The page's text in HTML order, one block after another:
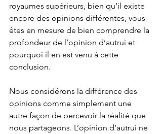
royaumes supérieurs, bien qu’il existe
encore des opinions différentes, vous
êtes en mesure de bien comprendre la
profondeur de l’opinion d’autrui et
pourquoi il en est venu à cette
conclusion.
Nous considérons la différence des
opinions comme simplement une
autre façon de percevoir la réalité que
nous partageons. L’opinion d’autrui ne